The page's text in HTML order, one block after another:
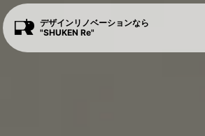
デザインリノベーションなら
"SHUKEN Re"